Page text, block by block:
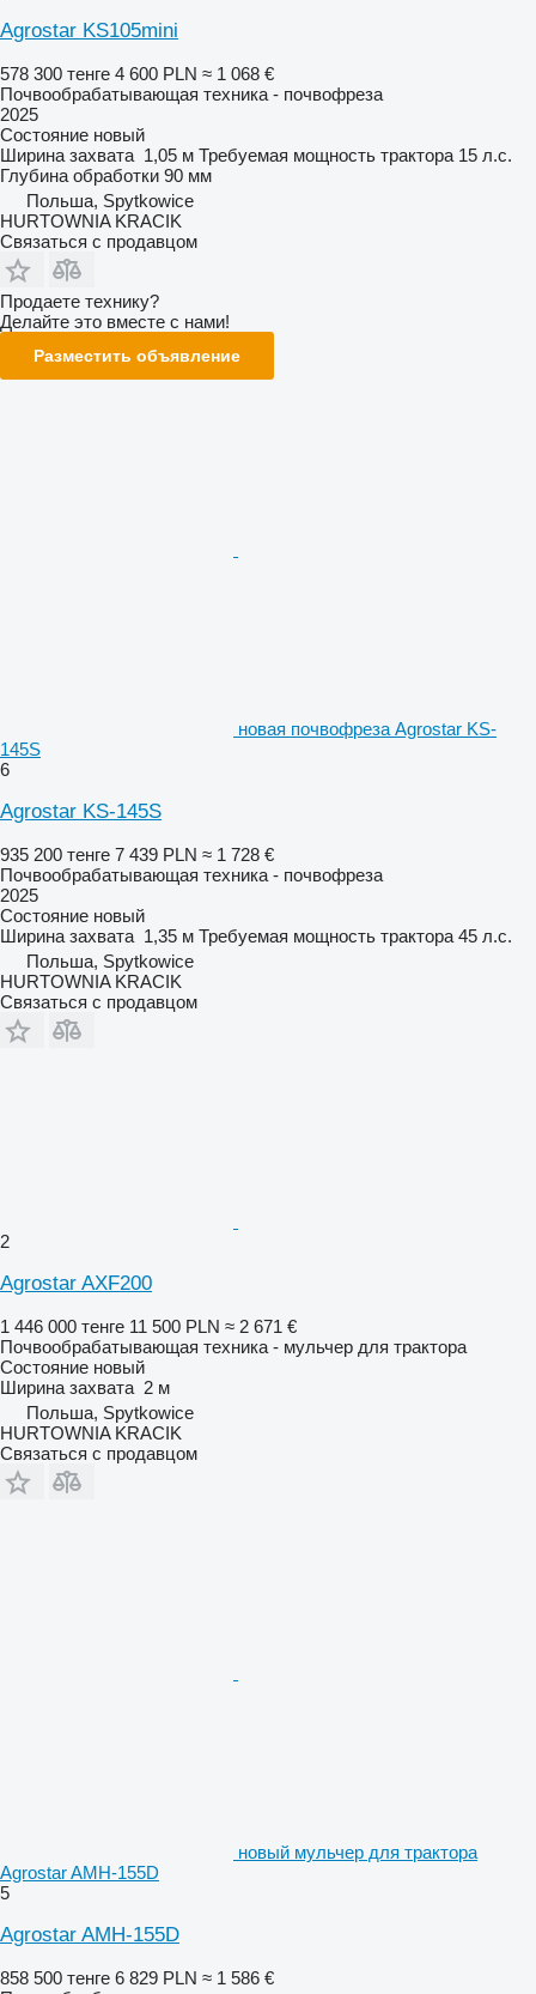
Agrostar KS105mini
578 300 тенге 4 600 PLN ≈ 1 068 €
Почвообрабатывающая техника - почвофреза
2025
Состояние новый
Ширина захвата 1,05 м Требуемая мощность трактора 15 л.с.
Глубина обработки 90 мм
Польша, Spytkowice
HURTOWNIA KRACIK
Связаться с продавцом
Продаете технику?
Делайте это вместе с нами!
Разместить объявление
новая почвофреза Agrostar KS-
145S
6
Agrostar KS-145S
935 200 тенге 7 439 PLN ≈ 1 728 €
Почвообрабатывающая техника - почвофреза
2025
Состояние новый
Ширина захвата 1,35 м Требуемая мощность трактора 45 л.с.
Польша, Spytkowice
HURTOWNIA KRACIK
Связаться с продавцом
2
Agrostar AXF200
1 446 000 тенге 11 500 PLN ≈ 2 671 €
Почвообрабатывающая техника - мульчер для трактора
Состояние новый
Ширина захвата 2 м
Польша, Spytkowice
HURTOWNIA KRACIK
Связаться с продавцом
новый мульчер для трактора
Agrostar AMH-155D
5
Agrostar AMH-155D
858 500 тенге 6 829 PLN ≈ 1 586 €